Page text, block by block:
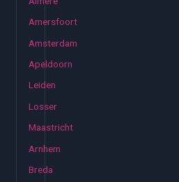
Amersfoort
Amsterdam
Apeldoorn
Leiden
Losser
Maastricht
Arnhem
Breda